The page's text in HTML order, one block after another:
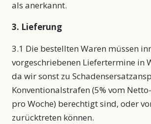
als anerkannt.
3. Lieferung
3.1 Die bestellten Waren müssen
vorgeschriebenen Liefertermine in
da wir sonst zu
Konventionalstrafen (5% vom
pro Woche) berechtigt sind, oder
zurücktreten können.